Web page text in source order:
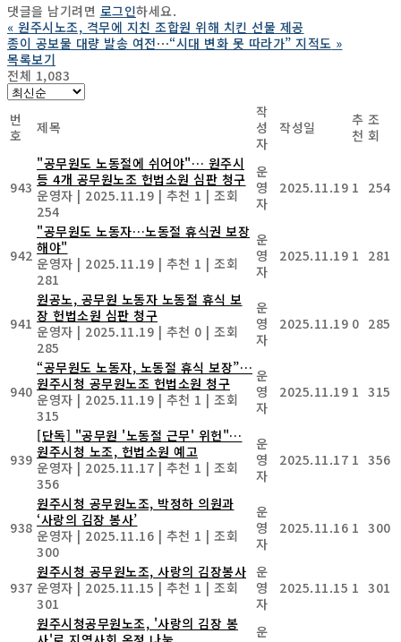
댓글을 남기려면 로그인하세요.
« 원주시노조, 격무에 지친 조합원 위해 치킨 선물 제공
종이 공보물 대량 발송 여전⋯“시대 변화 못 따라가” 지적도 »
목록보기
전체 1,083
번
호
제목
작
성
자
작성일
추
천
조
회
943
"공무원도 노동절에 쉬어야"… 원주시
등 4개 공무원노조 헌법소원 심판 청구
운영자 | 2025.11.19 | 추천 1 | 조회
254
운
영
자
2025.11.19 1 254
942
"공무원도 노동자…노동절 휴식권 보장
해야"
운영자 | 2025.11.19 | 추천 1 | 조회
281
운
영
자
2025.11.19 1 281
941
원공노, 공무원 노동자 노동절 휴식 보
장 헌법소원 심판 청구
운영자 | 2025.11.19 | 추천 0 | 조회
285
운
영
자
2025.11.19 0 285
940
“공무원도 노동자, 노동절 휴식 보장”…
원주시청 공무원노조 헌법소원 청구
운영자 | 2025.11.19 | 추천 1 | 조회
315
운
영
자
2025.11.19 1 315
939
[단독] "공무원 '노동절 근무' 위헌"…
원주시청 노조, 헌법소원 예고
운영자 | 2025.11.17 | 추천 1 | 조회
356
운
영
자
2025.11.17 1 356
938
원주시청 공무원노조, 박정하 의원과
‘사랑의 김장 봉사’
운영자 | 2025.11.16 | 추천 1 | 조회
300
운
영
자
2025.11.16 1 300
937
원주시청 공무원노조, 사랑의 김장봉사
운영자 | 2025.11.15 | 추천 1 | 조회
301
운
영
자
2025.11.15 1 301
원주시청공무원노조, '사랑의 김장 봉
운